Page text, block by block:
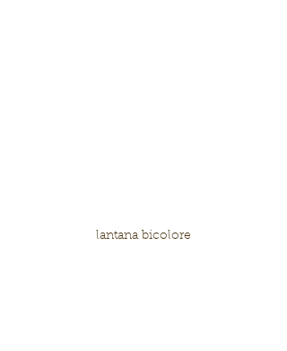
lantana bicolore